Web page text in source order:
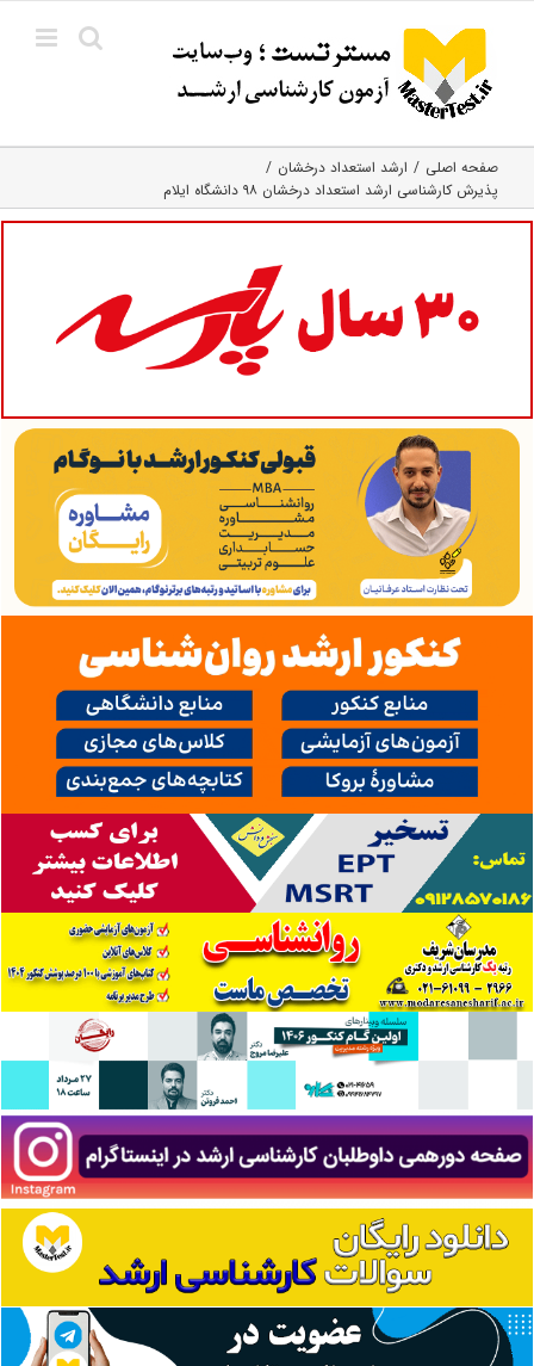
content
صفحه اصلی
ارشد استعداد درخشان
پذیرش کارشناسی ارشد استعداد درخشان ۹۸ دانشگاه ایلام